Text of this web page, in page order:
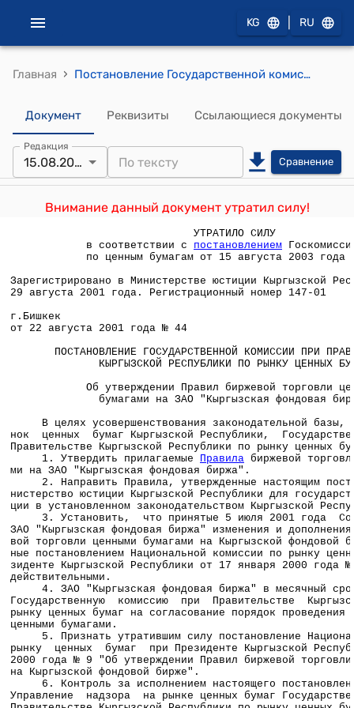
KG RU
Главная › Постановление Государственной комиссии при Правительстве КР по рынку ценных бумаг от 22 августа 2001 года N 44 "Об утверждении Правил биржевой торговли ценными бумагами на ЗАО "Кыргызская фондовая биржа"
Документ Реквизиты Ссылающиеся документы
Редакция
15.08.2003 Сравнение
Внимание данный документ утратил силу!